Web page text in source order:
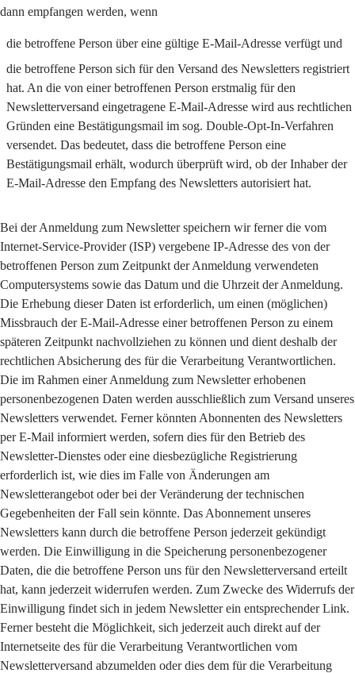
dann empfangen werden, wenn
die betroffene Person über eine gültige E-Mail-Adresse verfügt und
die betroffene Person sich für den Versand des Newsletters registriert
hat. An die von einer betroffenen Person erstmalig für den
Newsletterversand eingetragene E-Mail-Adresse wird aus rechtlichen
Gründen eine Bestätigungsmail im sog. Double-Opt-In-Verfahren
versendet. Das bedeutet, dass die betroffene Person eine
Bestätigungsmail erhält, wodurch überprüft wird, ob der Inhaber der
E-Mail-Adresse den Empfang des Newsletters autorisiert hat.
Bei der Anmeldung zum Newsletter speichern wir ferner die vom
Internet-Service-Provider (ISP) vergebene IP-Adresse des von der
betroffenen Person zum Zeitpunkt der Anmeldung verwendeten
Computersystems sowie das Datum und die Uhrzeit der Anmeldung.
Die Erhebung dieser Daten ist erforderlich, um einen (möglichen)
Missbrauch der E-Mail-Adresse einer betroffenen Person zu einem
späteren Zeitpunkt nachvollziehen zu können und dient deshalb der
rechtlichen Absicherung des für die Verarbeitung Verantwortlichen.
Die im Rahmen einer Anmeldung zum Newsletter erhobenen
personenbezogenen Daten werden ausschließlich zum Versand unseres
Newsletters verwendet. Ferner könnten Abonnenten des Newsletters
per E-Mail informiert werden, sofern dies für den Betrieb des
Newsletter-Dienstes oder eine diesbezügliche Registrierung
erforderlich ist, wie dies im Falle von Änderungen am
Newsletterangebot oder bei der Veränderung der technischen
Gegebenheiten der Fall sein könnte. Das Abonnement unseres
Newsletters kann durch die betroffene Person jederzeit gekündigt
werden. Die Einwilligung in die Speicherung personenbezogener
Daten, die die betroffene Person uns für den Newsletterversand erteilt
hat, kann jederzeit widerrufen werden. Zum Zwecke des Widerrufs der
Einwilligung findet sich in jedem Newsletter ein entsprechender Link.
Ferner besteht die Möglichkeit, sich jederzeit auch direkt auf der
Internetseite des für die Verarbeitung Verantwortlichen vom
Newsletterversand abzumelden oder dies dem für die Verarbeitung